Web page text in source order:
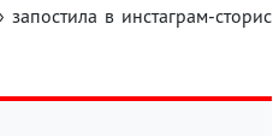
в инстаграм-сторис